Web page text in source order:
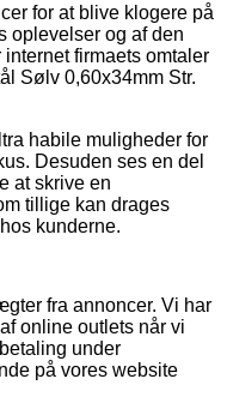
for at blive klogere på
oplevelser og af den
firmaets omtaler
Sølv 0,60x34mm Str.
habile muligheder for
Desuden ses en del
at skrive en
tillige kan drages
kunderne.
fra annoncer. Vi har
online outlets når vi
under
på vores website